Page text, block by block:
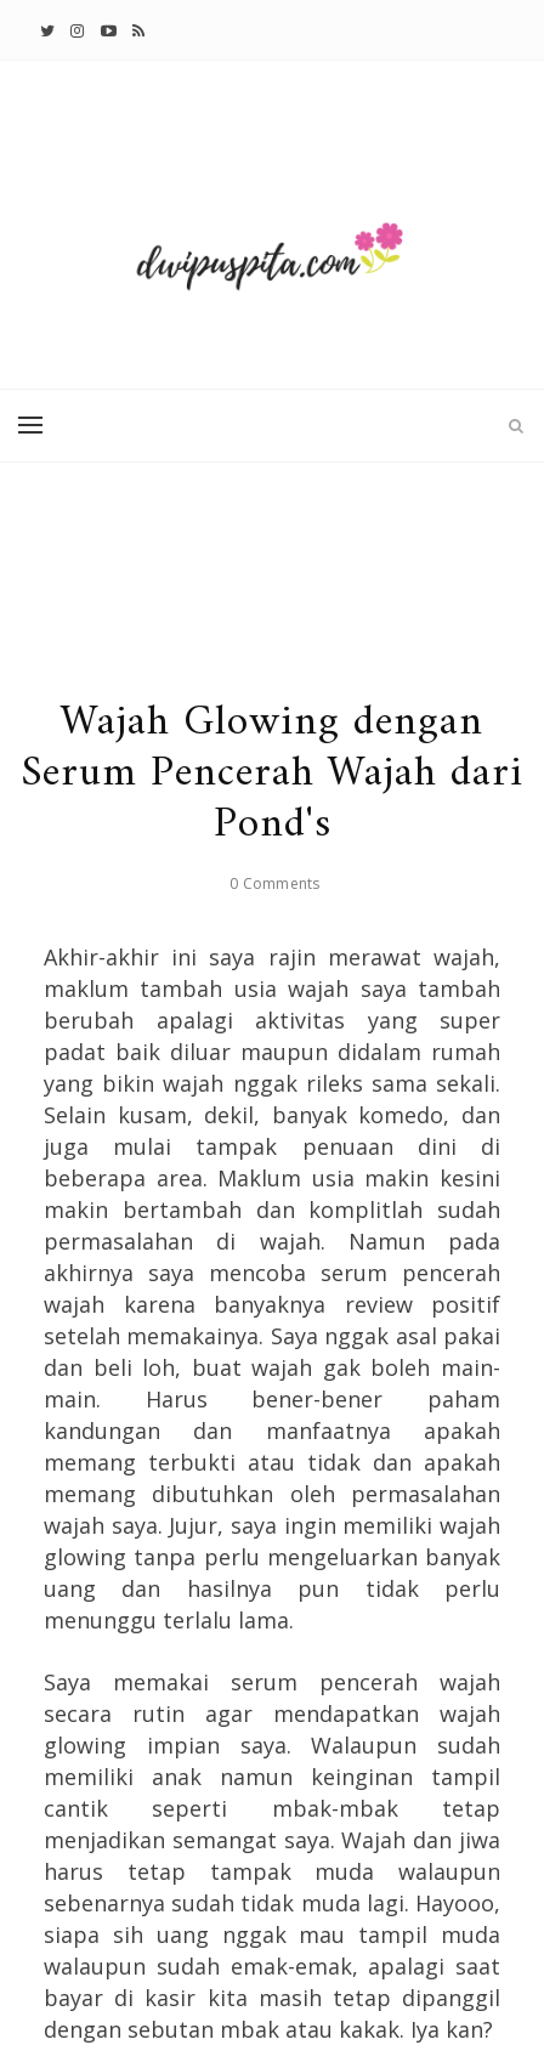
Wajah Glowing dengan
Serum Pencerah Wajah dari
Pond's
0 Comments
Akhir-akhir ini saya rajin merawat wajah,
maklum tambah usia wajah saya tambah
berubah apalagi aktivitas yang super
padat baik diluar maupun didalam rumah
yang bikin wajah nggak rileks sama sekali.
Selain kusam, dekil, banyak komedo, dan
juga mulai tampak penuaan dini di
beberapa area. Maklum usia makin kesini
makin bertambah dan komplitlah sudah
permasalahan di wajah. Namun pada
akhirnya saya mencoba serum pencerah
wajah karena banyaknya review positif
setelah memakainya. Saya nggak asal pakai
dan beli loh, buat wajah gak boleh main-
main. Harus bener-bener paham
kandungan dan manfaatnya apakah
memang terbukti atau tidak dan apakah
memang dibutuhkan oleh permasalahan
wajah saya. Jujur, saya ingin memiliki wajah
glowing tanpa perlu mengeluarkan banyak
uang dan hasilnya pun tidak perlu
menunggu terlalu lama.
Saya memakai serum pencerah wajah
secara rutin agar mendapatkan wajah
glowing impian saya. Walaupun sudah
memiliki anak namun keinginan tampil
cantik seperti mbak-mbak tetap
menjadikan semangat saya. Wajah dan jiwa
harus tetap tampak muda walaupun
sebenarnya sudah tidak muda lagi. Hayooo,
siapa sih uang nggak mau tampil muda
walaupun sudah emak-emak, apalagi saat
bayar di kasir kita masih tetap dipanggil
dengan sebutan mbak atau kakak. Iya kan?